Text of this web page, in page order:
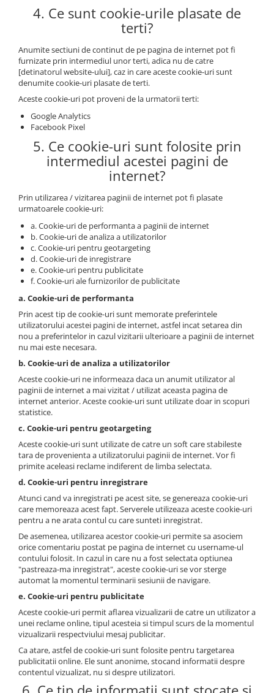
4. Ce sunt cookie-urile plasate de
terti?
Anumite sectiuni de continut de pe pagina de internet pot fi
furnizate prin intermediul unor terti, adica nu de catre
[detinatorul website-ului], caz in care aceste cookie-uri sunt
denumite cookie-uri plasate de terti.
Aceste cookie-uri pot proveni de la urmatorii terti:
Google Analytics
Facebook Pixel
5. Ce cookie-uri sunt folosite prin
intermediul acestei pagini de
internet?
Prin utilizarea / vizitarea paginii de internet pot fi plasate
urmatoarele cookie-uri:
a. Cookie-uri de performanta a paginii de internet
b. Cookie-uri de analiza a utilizatorilor
c. Cookie-uri pentru geotargeting
d. Cookie-uri de inregistrare
e. Cookie-uri pentru publicitate
f. Cookie-uri ale furnizorilor de publicitate
a. Cookie-uri de performanta
Prin acest tip de cookie-uri sunt memorate preferintele
utilizatorului acestei pagini de internet, astfel incat setarea din
nou a preferintelor in cazul vizitarii ulterioare a paginii de internet
nu mai este necesara.
b. Cookie-uri de analiza a utilizatorilor
Aceste cookie-uri ne informeaza daca un anumit utilizator al
paginii de internet a mai vizitat / utilizat aceasta pagina de
internet anterior. Aceste cookie-uri sunt utilizate doar in scopuri
statistice.
c. Cookie-uri pentru geotargeting
Aceste cookie-uri sunt utilizate de catre un soft care stabileste
tara de provenienta a utilizatorului paginii de internet. Vor fi
primite aceleasi reclame indiferent de limba selectata.
d. Cookie-uri pentru inregistrare
Atunci cand va inregistrati pe acest site, se genereaza cookie-uri
care memoreaza acest fapt. Serverele utilizeaza aceste cookie-uri
pentru a ne arata contul cu care sunteti inregistrat.
De asemenea, utilizarea acestor cookie-uri permite sa asociem
orice comentariu postat pe pagina de internet cu username-ul
contului folosit. In cazul in care nu a fost selectata optiunea
"pastreaza-ma inregistrat", aceste cookie-uri se vor sterge
automat la momentul terminarii sesiunii de navigare.
e. Cookie-uri pentru publicitate
Aceste cookie-uri permit aflarea vizualizarii de catre un utilizator a
unei reclame online, tipul acesteia si timpul scurs de la momentul
vizualizarii respectviului mesaj publicitar.
Ca atare, astfel de cookie-uri sunt folosite pentru targetarea
publicitatii online. Ele sunt anonime, stocand informatii despre
contentul vizualizat, nu si despre utilizatori.